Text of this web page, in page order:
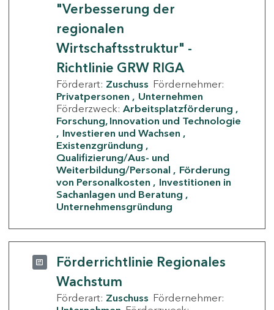
"Verbesserung der
regionalen
Wirtschaftsstruktur" -
Richtlinie GRW RIGA
Förderart: Zuschuss Fördernehmer:
Privatpersonen
Unternehmen
Förderzweck: Arbeitsplatzförderung
Forschung, Innovation und Technologie
Investieren und Wachsen
Existenzgründung
Qualifizierung/Aus- und
Weiterbildung/Personal
Förderung
von Personalkosten
Investitionen in
Sachanlagen und Beratung
Unternehmensgründung
Förderrichtlinie Regionales
Wachstum
Förderart: Zuschuss Fördernehmer: